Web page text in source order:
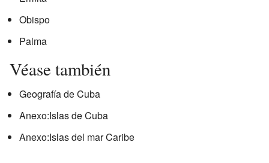
Obispo
Palma
Véase también
Geografía de Cuba
Anexo:Islas de Cuba
Anexo:Islas del mar Caribe